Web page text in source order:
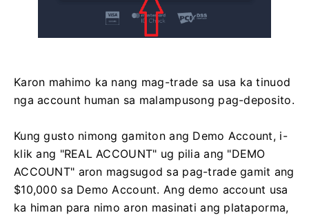
Karon mahimo ka nang mag-trade sa usa ka tinuod
nga account human sa malampusong pag-deposito.
Kung gusto nimong gamiton ang Demo Account, i-
klik ang "REAL ACCOUNT" ug pilia ang "DEMO
ACCOUNT" aron magsugod sa pag-trade gamit ang
$10,000 sa Demo Account. Ang demo account usa
ka himan para nimo aron masinati ang plataporma,